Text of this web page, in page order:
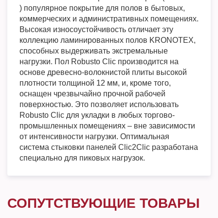
) популярное покрытие для полов в бытовых,
коммерческих и административных помещениях.
Высокая износоустойчивость отличает эту
коллекцию ламинированных полов KRONOTEX,
способных выдерживать экстремальные
нагрузки. Пол Robusto Clic производится на
основе древесно-волокнистой плиты высокой
плотности толщиной 12 мм, и, кроме того,
оснащен чрезвычайно прочной рабочей
поверхностью. Это позволяет использовать
Robusto Clic для укладки в любых торгово-
промышленных помещениях – вне зависимости
от интенсивности нагрузки. Оптимальная
система стыковки панелей Clic2Clic разработана
специально для пиковых нагрузок.
СОПУТСТВУЮЩИЕ ТОВАРЫ